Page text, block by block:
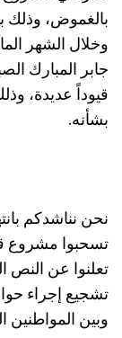
بالغموض، وذلك
وخلال الشهر
جابر المبارك
قيوداً عديدة،
بشأنه.
نحن نناشدكم
تسحبوا مشروع
تعلنوا عن النص
تشجيع إجراء
وبين المواطنين